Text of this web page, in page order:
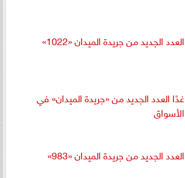
العدد الجديد من جريدة الميدان «1022»
غدًا العدد الجديد من «جريدة الميدان» في
الأسواق
العدد الجديد من جريدة الميدان «983»